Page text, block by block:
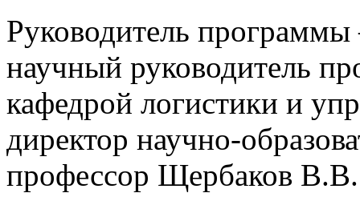
Руководитель
научный руководитель
кафедрой логистики и
директор научно-
профессор Щербаков В.В.